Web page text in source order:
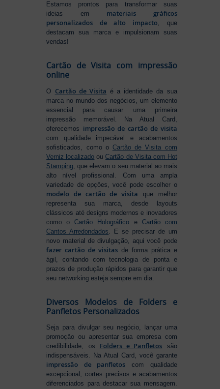
Estamos prontos para transformar suas
ideias em materiais gráficos
personalizados de alto impacto, que
destacam sua marca e impulsionam suas
vendas!
Cartão de Visita com impressão
online
O Cartão de Visita é a identidade da sua
marca no mundo dos negócios, um elemento
essencial para causar uma primeira
impressão memorável. Na Atual Card,
oferecemos impressão de cartão de visita
com qualidade impecável e acabamentos
sofisticados, como o Cartão de Visita com
Verniz localizado ouCartão de Visita com Hot
Stamping , que elevam o seu material ao mais
alto nível profissional. Com uma ampla
variedade de opções, você pode escolher o
modelo de cartão de visita que melhor
representa sua marca, desde layouts
clássicos até designs modernos e inovadores
como oCartão Holográfico e Cartão com
Cantos Arredondados . E se precisar de um
novo material de divulgação, aqui você pode
fazer cartão de visitas de forma prática e
ágil, contando com tecnologia de ponta e
prazos de produção rápidos para garantir que
seu networking esteja sempre em dia.
Diversos Modelos de Folders e
Panfletos Personalizados
Seja para divulgar seu negócio, lançar uma
promoção ou apresentar sua empresa com
credibilidade, os Folders e Panfletos são
indispensáveis. Na Atual Card, você garante
impressão de panfletos com qualidade
excepcional, cortes precisos e acabamentos
diferenciados para destacar sua mensagem.